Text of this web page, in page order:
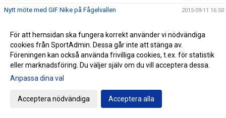
Nytt möte med GIF Nike på Fågelvallen 2015-09-11 16:50
Jämnt i Dalby 2015-09-10 20:38
Händelserik premiärkväll 2015-09-08 20:43
ZumbaMarathon på Fågelskolans matsal - lördag 2015-09-07 10:02
Parkouranmälan Öppen igen!
Klubbvecka på Intersport 31 augusti - 6 september
Basketens kalender för flickor 02-04 uppdaterad
För att hemsidan ska fungera korrekt använder vi nödvändiga
cookies från SportAdmin. Dessa går inte att stänga av.
Föreningen kan också använda frivilliga cookies, t.ex. för statistik
eller marknadsföring. Du väljer själv om du vill acceptera dessa.
Anpassa dina val
Acceptera nödvändiga Acceptera alla